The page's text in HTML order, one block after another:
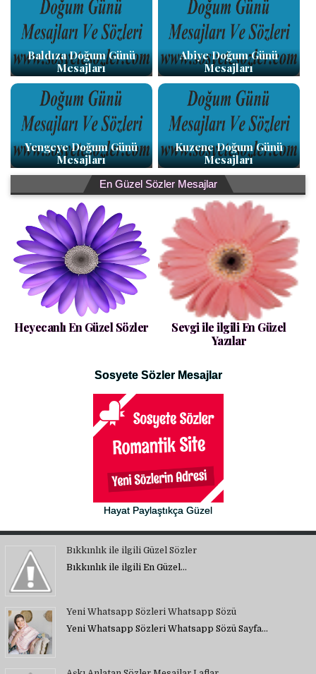
Baldıza Doğum Günü
Mesajları
Abiye Doğum Günü
Mesajları
Yengeye Doğum Günü
Mesajları
Kuzene Doğum Günü
Mesajları
En Güzel Sözler Mesajlar
Heyecanlı En Güzel Sözler
Sevgi ile ilgili En Güzel
Yazılar
Sosyete Sözler Mesajlar
Hayat Paylaştıkça Güzel
Bıkkınlık ile ilgili Güzel Sözler
Bıkkınlık ile ilgili En Güzel…
Yeni Whatsapp Sözleri Whatsapp Sözü
Yeni Whatsapp Sözleri Whatsapp Sözü Sayfa…